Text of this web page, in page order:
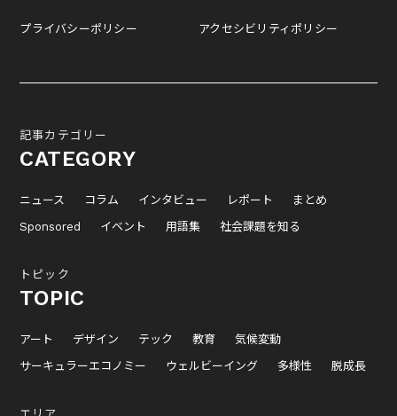
プライバシーポリシー アクセシビリティポリシー
記事カテゴリー
CATEGORY
ニュース コラム インタビュー レポート
まとめ
Sponsored
イベント 用語集 社会課題を知る
トピック
TOPIC
アート デザイン テック 教育
気候変動
サーキュラーエコノミー
ウェルビーイング 多様性 脱成長